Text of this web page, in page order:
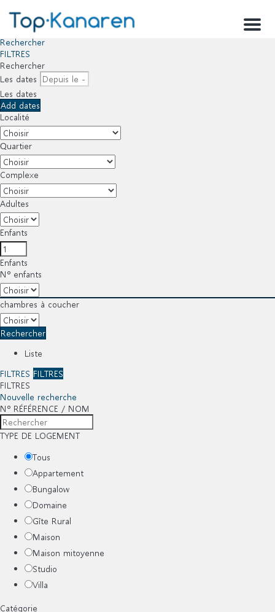
Menu
Rechercher
FILTRES
Rechercher
Les dates
Les dates
Add dates
Localité
Quartier
Complexe
Adultes
Enfants
Enfants
Nº enfants
chambres à coucher
Rechercher
Liste
FILTRES FILTRES
FILTRES
Nouvelle recherche
Nº RÉFÉRENCE / NOM
TYPE DE LOGEMENT
Tous
Appartement
Bungalow
Domaine
Gîte Rural
Maison
Maison mitoyenne
Studio
Villa
Catégorie